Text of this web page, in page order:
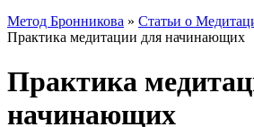
Метод Бронникова » Статьи о
Практика медитации для начинающих
Практика
начинающих